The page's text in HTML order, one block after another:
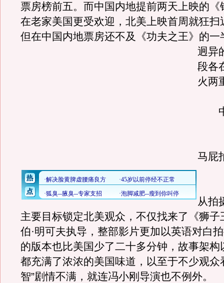
票房榜前五。而中国内地提前两天上映的《
在老家美国更受欢迎，北美上映首周就狂扫
但在中国内地票房还不及《功夫之王》的一
迥异
段各
火两
中
马屁
从拍
主要目标锁定北美观众，不仅找来了《狮子
伯·明可夫执导，整部影片更加以英语对白
的版本也比美国少了二十多分钟，故事架构
都充满了浓浓的美国味道，以至于不少观众
智”剧情不满，就连冯小刚导演也不例外。